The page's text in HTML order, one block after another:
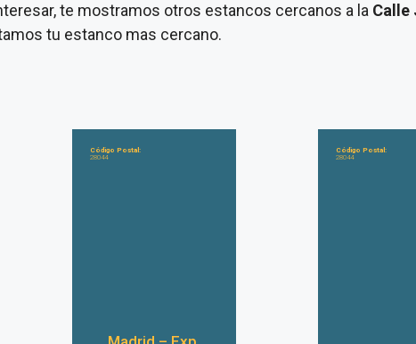
te mostramos otros estancos cercanos a la Calle
tu estanco mas cercano.
Código Postal:
28044
Código Postal:
28044